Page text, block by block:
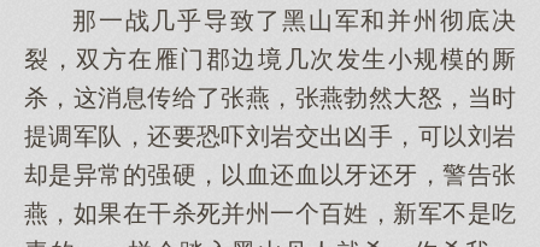
那一战几乎导致了黑山军和并州彻底决
裂，双方在雁门郡边境几次发生小规模的厮
杀，这消息传给了张燕，张燕勃然大怒，当时
提调军队，还要恐吓刘岩交出凶手，可以刘岩
却是异常的强硬，以血还血以牙还牙，警告张
燕，如果在干杀死并州一个百姓，新军不是吃